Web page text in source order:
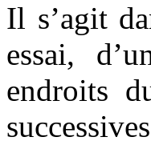
Il s’agit
essai,
endroits